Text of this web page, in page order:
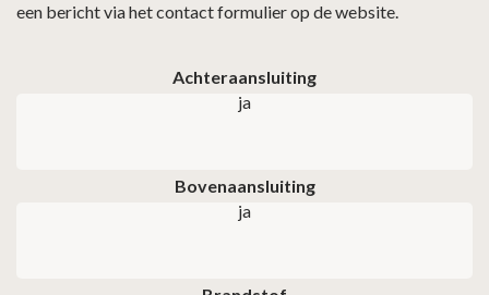
een bericht via het contact formulier op de website.
Achteraansluiting
ja
Bovenaansluiting
ja